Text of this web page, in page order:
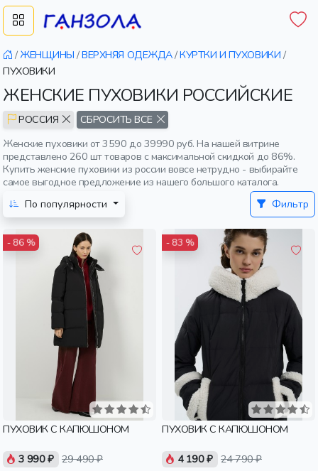
/ ЖЕНЩИНЫ /ВЕРХНЯЯ ОДЕЖДА/КУРТКИ И ПУХОВИКИ /
ПУХОВИКИ
ЖЕНСКИЕ ПУХОВИКИ РОССИЙСКИЕ
РОССИЯ
СБРОСИТЬ ВСЕ
Женские пуховики от 3590 до 39990 руб. На нашей витрине
представлено 260 шт товаров с максимальной скидкой до 86%.
Купить женские пуховики из россии вовсе нетрудно - выбирайте
самое выгодное предложение из нашего большого каталога.
По популярности
Фильтр
- 86 %
ПУХОВИК С КАПЮШОНОМ
3 990 ₽ 29 490 ₽
- 83 %
ПУХОВИК С КАПЮШОНОМ
4 190 ₽ 24 790 ₽